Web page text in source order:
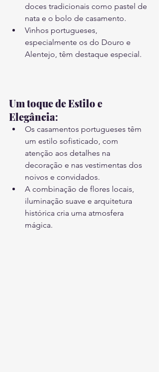
doces tradicionais como pastel de
nata e o bolo de casamento.
Vinhos portugueses,
especialmente os do Douro e
Alentejo, têm destaque especial.
Um toque de Estilo e
Elegância:
Os casamentos portugueses têm
um estilo sofisticado, com
atenção aos detalhes na
decoração e nas vestimentas dos
noivos e convidados.
A combinação de flores locais,
iluminação suave e arquitetura
histórica cria uma atmosfera
mágica.